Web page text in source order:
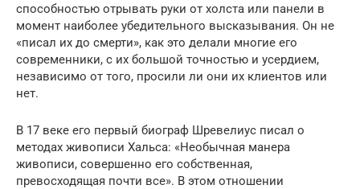
способностью отрывать руки от холста или панели в
момент наиболее убедительного высказывания. Он не
«писал их до смерти», как это делали многие его
современники, с их большой точностью и усердием,
независимо от того, просили ли они их клиентов или
нет.
В 17 веке его первый биограф Шревелиус писал о
методах живописи Хальса: «Необычная манера
живописи, совершенно его собственная,
превосходящая почти все». В этом отношении